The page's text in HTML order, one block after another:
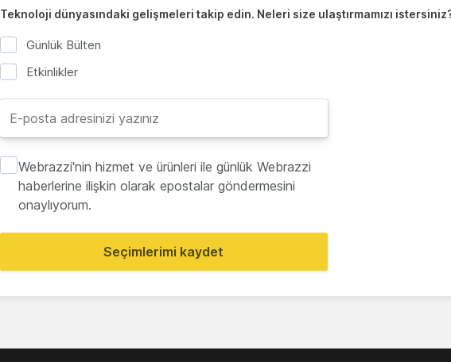
Teknoloji dünyasındaki gelişmeleri takip edin. Neleri size ulaştırmamızı
Günlük Bülten
Etkinlikler
Webrazzi'nin hizmet ve ürünleri ile günlük Webrazzi
haberlerine ilişkin olarak epostalar göndermesini
onaylıyorum.
Seçimlerimi kaydet